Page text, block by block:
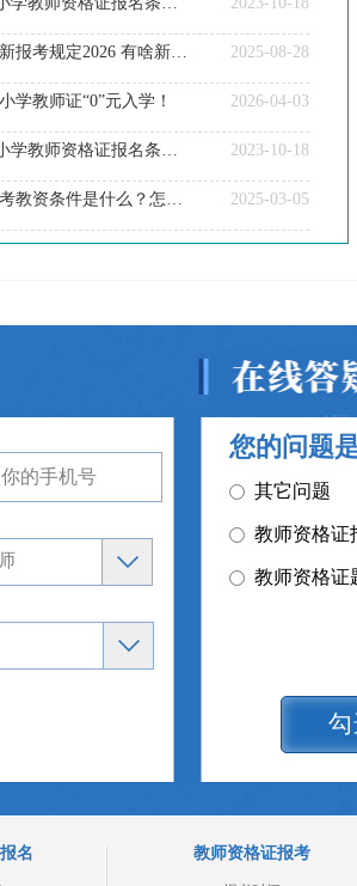
2025-08-28
学教师证“0”元入学！ 2026-04-03
2023-10-18
2025-03-05
您的问题
教师资格证
教师资格证
教师资格证
教师资格证
其它问题
教师资格证
教师资格证
名 教师资格证报考